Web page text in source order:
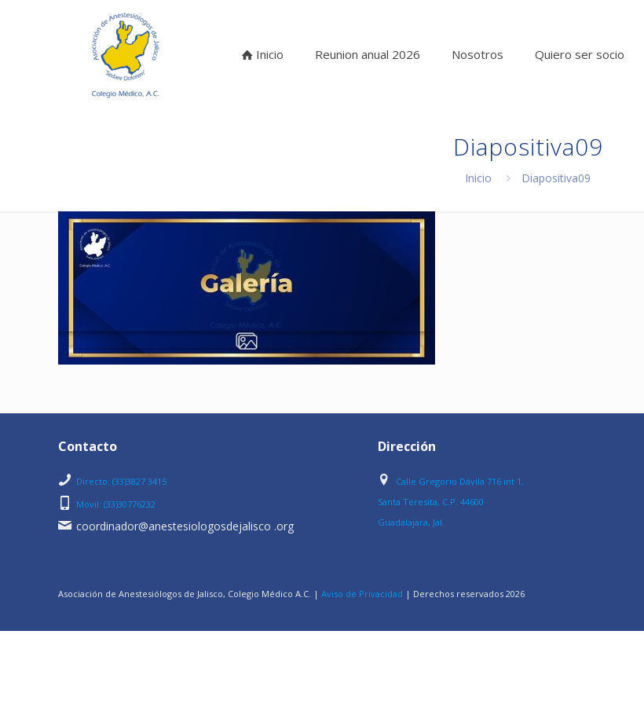
Inicio Reunion anual 2026 Nosotros Quiero ser socio
Diapositiva09
Inicio Diapositiva09
Contacto
Directo: (33)3827 3415
Movil: (33)30776232
coordinador@anestesiologosdejalisco .org
Dirección
Calle Gregorio Dávila 716 int 1,
Santa Teresita, C.P. 44600
Guadalajara, Jal.
Asociación de Anestesiólogos de Jalisco, Colegio Médico A.C. | Aviso de Privacidad | Derechos reservados 2026